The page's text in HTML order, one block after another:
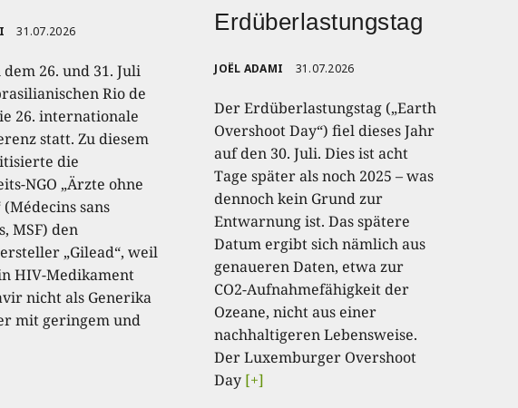
31.07.2026
26. und 31. Juli
Rio de
26. internationale
statt. Zu diesem
die
NGO „Ärzte ohne
(Médecins sans
MSF) den
„Gilead“, weil
HIV-Medikament
nicht als Generika
mit geringem und
Erdüberlastungstag
JOËL ADAMI 31.07.2026
Der Erdüberlastungstag („Earth
Overshoot Day“) fiel dieses Jahr
auf den 30. Juli. Dies ist acht
Tage später als noch 2025 – was
dennoch kein Grund zur
Entwarnung ist. Das spätere
Datum ergibt sich nämlich aus
genaueren Daten, etwa zur
CO2-Aufnahmefähigkeit der
Ozeane, nicht aus einer
nachhaltigeren Lebensweise.
Der Luxemburger Overshoot
Day [+]